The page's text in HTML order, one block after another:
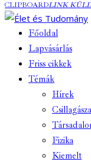
CLIPBOARDLINK
Főoldal
Lapvásárlás
Friss cikkek
Témák
Hírek
Fizika
Kiemelt